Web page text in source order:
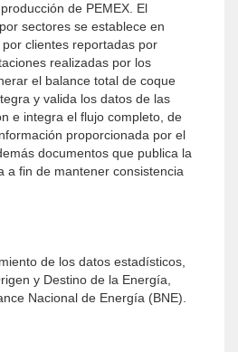
de PEMEX. El
sectores se establece en
clientes reportadas por
realizadas por los
el balance total de coque
y valida los datos de las
e integra el flujo completo, de
proporcionada por el
documentos que publica la
a fin de mantener consistencia
de los datos estadísticos,
y Destino de la Energía,
Nacional de Energía (BNE).